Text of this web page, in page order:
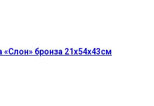
бронза 21х54х43см